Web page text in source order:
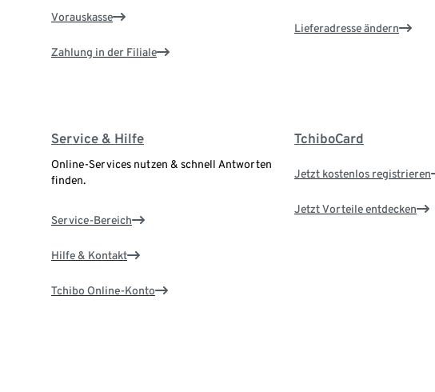
Vorauskasse
Zahlung in der Filiale
Lieferadresse ändern
Service & Hilfe
Online-Services nutzen & schnell Antworten
finden.
Service-Bereich
Hilfe & Kontakt
Tchibo Online-Konto
TchiboCard
Jetzt kostenlos registrieren
Jetzt Vorteile entdecken